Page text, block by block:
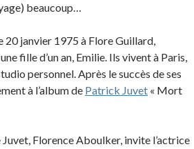
beaucoup…
20 janvier 1975 à Flore Guillard,
fille d’un an, Emilie. Ils vivent à Paris,
personnel. Après le succès de ses
à l’album de Patrick Juvet « Mort
Florence Aboulker, invite l’actrice